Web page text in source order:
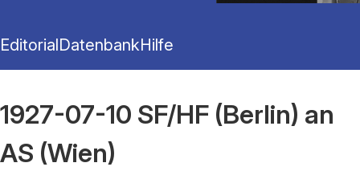
EditorialDatenbankHilfe
1927-07-10 SF/HF (Berlin) an
AS (Wien)